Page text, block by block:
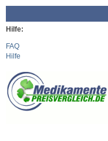
Hilfe:
FAQ
Hilfe